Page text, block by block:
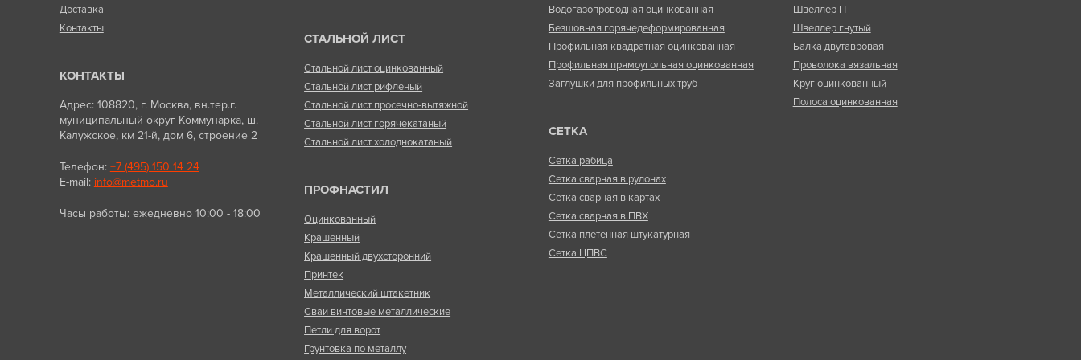
Доставка
Контакты
КОНТАКТЫ
Адрес: 108820, г. Москва, вн.тер.г.
муниципальный округ Коммунарка, ш.
Калужское, км 21-й, дом 6, строение 2
Телефон: +7 (495) 150 14 24
E-mail: info@metmo.ru
Часы работы: ежедневно 10:00 - 18:00
СТАЛЬНОЙ ЛИСТ
Стальной лист оцинкованный
Стальной лист рифленый
Стальной лист просечно-вытяжной
Стальной лист горячекатаный
Стальной лист холоднокатаный
ПРОФНАСТИЛ
Оцинкованный
Крашенный
Крашенный двухсторонний
Принтек
Металлический штакетник
Сваи винтовые металлические
Петли для ворот
Грунтовка по металлу
Водогазопроводная оцинкованная
Безшовная горячедеформированная
Профильная квадратная оцинкованная
Профильная прямоугольная оцинкованная
Заглушки для профильных труб
СЕТКА
Сетка рабица
Сетка сварная в рулонах
Сетка сварная в картах
Сетка сварная в ПВХ
Сетка плетенная штукатурная
Сетка ЦПВС
Швеллер П
Швеллер гнутый
Балка двутавровая
Проволока вязальная
Круг оцинкованный
Полоса оцинкованная